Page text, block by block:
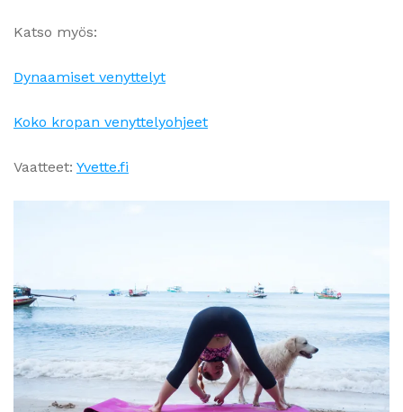
Katso myös:
Dynaamiset venyttelyt
Koko kropan venyttelyohjeet
Vaatteet: Yvette.fi